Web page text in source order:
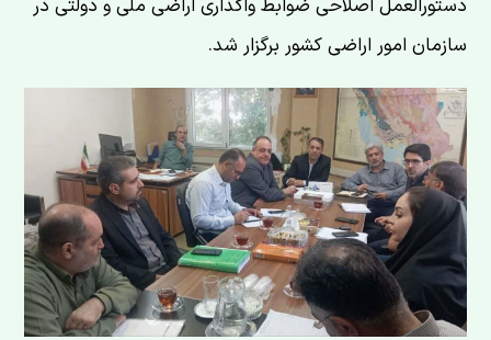
دستورالعمل اصلاحی ضوابط واگذاری اراضی ملی و دولتی در
سازمان امور اراضی کشور برگزار شد.